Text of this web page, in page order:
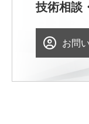
技術相談
お問